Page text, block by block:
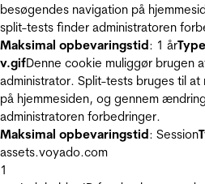
besøgendes navigation på
split-tests finder administratoren
Maksimal opbevaringstid: 1 årType
v.gifDenne cookie muliggør brugen
administrator. Split-tests bruges til
på hjemmesiden, og gennem
administratoren forbedringer.
Maksimal opbevaringstid: Session
assets.voyado.com
1